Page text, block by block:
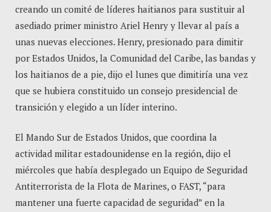
creando un comité de líderes haitianos para sustituir al
asediado primer ministro Ariel Henry y llevar al país a
unas nuevas elecciones. Henry, presionado para dimitir
por Estados Unidos, la Comunidad del Caribe, las bandas y
los haitianos de a pie, dijo el lunes que dimitiría una vez
que se hubiera constituido un consejo presidencial de
transición y elegido a un líder interino.
El Mando Sur de Estados Unidos, que coordina la
actividad militar estadounidense en la región, dijo el
miércoles que había desplegado un Equipo de Seguridad
Antiterrorista de la Flota de Marines, o FAST, “para
mantener una fuerte capacidad de seguridad” en la